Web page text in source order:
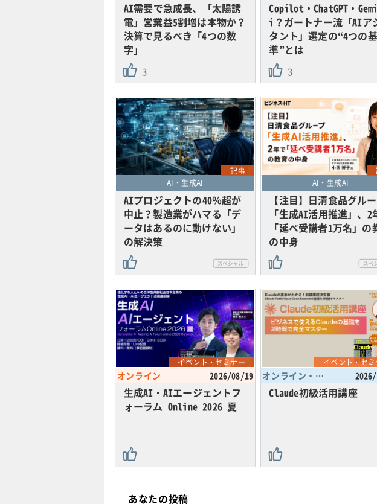
AI需要で急成長、「太陽誘
電」営業益5割増は本物か？
決算で見るべき「4つの数
字」
3
Copilot・ChatGPT・
i？ガートナー流「AIア
タント」選定の“4つの基
準”とは
3
記事
AI・生成AI
AIプロジェクトの40％超が
中止？製造業がハマる「デ
ータはあるのに動けない」
の解決策
AI・生成AI
【注目】日清食品グル
「生成AI活用推進」、2
「延べ受講者1万名」の
の中身
イベント・セミナー
オンライン 2026/08/19
生成AI・AIエージェントフ
ォーラム Online 2026 夏
イベント・セミ
オンライン・東京都
Claude初級活用講座
あなたの投稿